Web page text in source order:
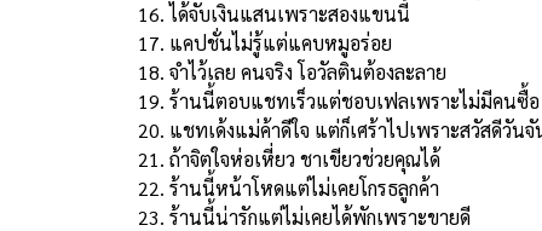
ได้จับเงินแสนเพราะสองแขนนี้
แคปชั่นไม่รู้แต่แคบหมูอร่อย
จำไว้เลย คนจริง โอวัลตินต้องละลาย
ร้านนี้ตอบแชทเร็วแต่ชอบเฟลเพราะไม่มีคนซื้อ
แชทเด้งแม่ค้าดีใจ แต่ก็เศร้าไปเพราะสวัสดีวัน
ถ้าจิตใจห่อเหี่ยว ชาเขียวช่วยคุณได้
ร้านนี้หน้าโหดแต่ไม่เคยโกรธลูกค้า
ร้านนี้น่ารักแต่ไม่เคยได้พักเพราะขายดี